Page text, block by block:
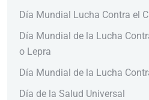
Día Mundial Lucha Contra el
Día Mundial de la Lucha
o Lepra
Día Mundial de la Lucha
Día de la Salud Universal